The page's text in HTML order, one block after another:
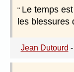
Le temps
les blessures
Jean Dutourd -